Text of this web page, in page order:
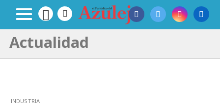
Actualidad
INDUSTRIA